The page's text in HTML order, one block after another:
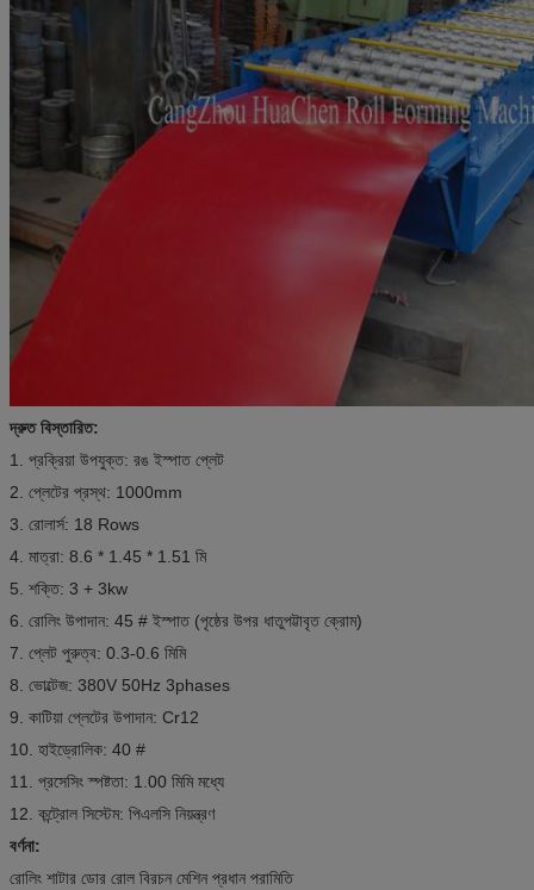
দ্রুত বিস্তারিত:
1. প্রক্রিয়া উপযুক্ত: রঙ ইস্পাত প্লেট
2. প্লেটের প্রস্থ: 1000mm
3. রোলার্স: 18 Rows
4. মাত্রা: 8.6 * 1.45 * 1.51 মি
5. শক্তি: 3 + 3kw
6. রোলিং উপাদান: 45 # ইস্পাত (পৃষ্ঠের উপর ধাতুপট্টাবৃত ক্রোম)
7. প্লেট পুরুত্ব: 0.3-0.6 মিমি
8. ভোল্টেজ: 380V 50Hz 3phases
9. কাটিয়া প্লেটের উপাদান: Cr12
10. হাইড্রোলিক: 40 #
11. প্রসেসিং স্পষ্টতা: 1.00 মিমি মধ্যে
12. কন্ট্রোল সিস্টেম: পিএলসি নিয়ন্ত্রণ
বর্ণনা:
রোলিং শাটার ডোর রোল বিরচন মেশিন প্রধান পরামিতি